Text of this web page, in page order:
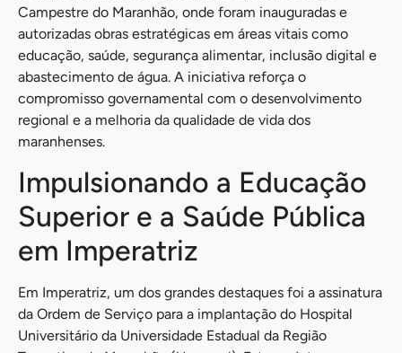
Campestre do Maranhão, onde foram inauguradas e
autorizadas obras estratégicas em áreas vitais como
educação, saúde, segurança alimentar, inclusão digital e
abastecimento de água. A iniciativa reforça o
compromisso governamental com o desenvolvimento
regional e a melhoria da qualidade de vida dos
maranhenses.
Impulsionando a Educação
Superior e a Saúde Pública
em Imperatriz
Em Imperatriz, um dos grandes destaques foi a assinatura
da Ordem de Serviço para a implantação do Hospital
Universitário da Universidade Estadual da Região